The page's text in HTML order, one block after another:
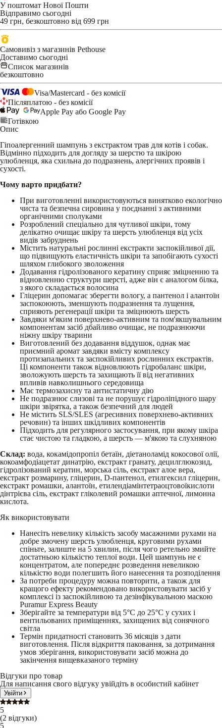
У поштомат Нової Пошти
Відправимо сьогодні
49 грн, безкоштовно від 699 грн
Самовивіз з магазинів Pethouse
Доставимо сьогодні
Список магазинів
безкоштовно
Visa/Mastercard - без комісії
Післяплатою - без комісії
Apple Pay або Google Pay
Готівкою
Опис
Гіпоалергенний шампунь з екстрактом трав для котів і собак.
Відмінно підходить для догляду за шерстю та шкірою
улюбленця, яка схильна до подразнень, алергічних проявів і
сухості.
Чому варто придбати?
При виготовленні використовуються винятково екологічно
чиста та безпечна сировина у поєднанні з активними
органічними сполуками
Розроблений спеціально для чутливої шкіри, тому
делікатно очищає шкіру та шерсть улюбленця від усіх
видів забруднень
Містить натуральні рослинні екстракти заспокійливої дії,
що підвищують еластичність шкіри та запобігають сухості
шляхом глибокого зволоження
Додавання гідролізованого кератину сприяє зміцненню та
відновленню структури шерсті, адже він є аналогом білка,
з якого складається волосина
Гліцерин допомагає зберегти вологу, а пантенол і алантоїн
заспокоюють, зменшують подразнення та лущення,
сприяють регенерації шкіри та зміцнюють шерсть
Завдяки м'яким поверхнево-активним та пом'якшувальним
компонентам засіб дбайливо очищає, не подразнюючи
ніжну шкіру тварини
Виготовлений без додавання віддушок, однак має
приємний аромат завдяки вмісту комплексу
протизапальних та заспокійливих рослинних екстрактів.
Ці компоненти також відновлюють гідробаланс шкіри,
зволожують шерсть та захищають її від негативних
впливів навколишнього середовища
Має термозахисну та антистатичну дію
Не подразнює слизові та не порушує гідроліпідного шару
шкіри звірятка, а також безпечний для людей
Не містить SLS/SLES (агресивних поверхнево-активних
речовин) та інших шкідливих компонентів
Підходить для регулярного застосування, при якому шкіра
стає чистою та гладкою, а шерсть — м'якою та слухняною
Склад: вода, кокамідопропіл бетаїн, діетаноламід кокосової олії,
кокоамфодіацетат динатрію, екстракт гранату, децилглюкозид,
гідролізований кератин, морська сіль, екстракт алое вера,
екстракт розмарину, гліцерин, D-пантенол, етилгексил гліцерин,
екстракт ромашки, алантоїн, етилендіамінтетраоцтовоїкислоти
дінтрієва сіль, екстракт гліколевий ромашки аптечної, лимонна
кислота.
Як використовувати
Нанесіть невелику кількість засобу масажними рухами на
добре змочену шерсть улюбленця, круговими рухами
спіньте, залиште на 5 хвилин, після чого ретельно змийте
достатньою кількістю теплої води. Цей шампунь не є
концентратом, але попереднє розведення невеликою
кількістю води полегшить його нанесення та розподілення
За потреби процедуру можна повторити, а також для
кращого ефекту рекомендовано використовувати засіб у
комплексі із заспокійливою та дезінфікувальною маскою
Puramur Express Beauty
Зберігайте за температури від 5°С до 25°С у сухих і
вентильованих приміщеннях, захищених від сонячного
світла
Термін придатності становить 36 місяців з дати
виготовлення. Після відкриття паковання, за дотримання
умов зберігання, використовувати засіб можна до
закінчення вищевказаного терміну
Відгуки про товар
Для написання свого відгуку увійдіть в особистий кабінет
Увійти
5
(2 відгуки)
5